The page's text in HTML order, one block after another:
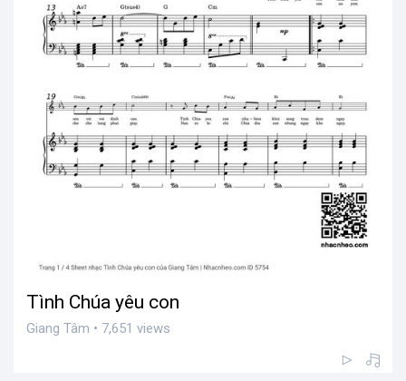
Tình Chúa yêu con
Giang Tâm • 7,651 views